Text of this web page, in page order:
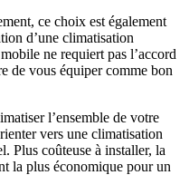
ce choix est également
d’une climatisation
ne requiert pas l’accord
de vous équiper comme bon
l’ensemble de votre
vers une climatisation
Plus coûteuse à installer, la
la plus économique pour un